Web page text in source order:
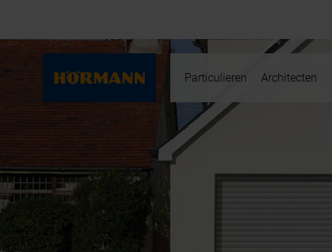
Particulieren Architecten